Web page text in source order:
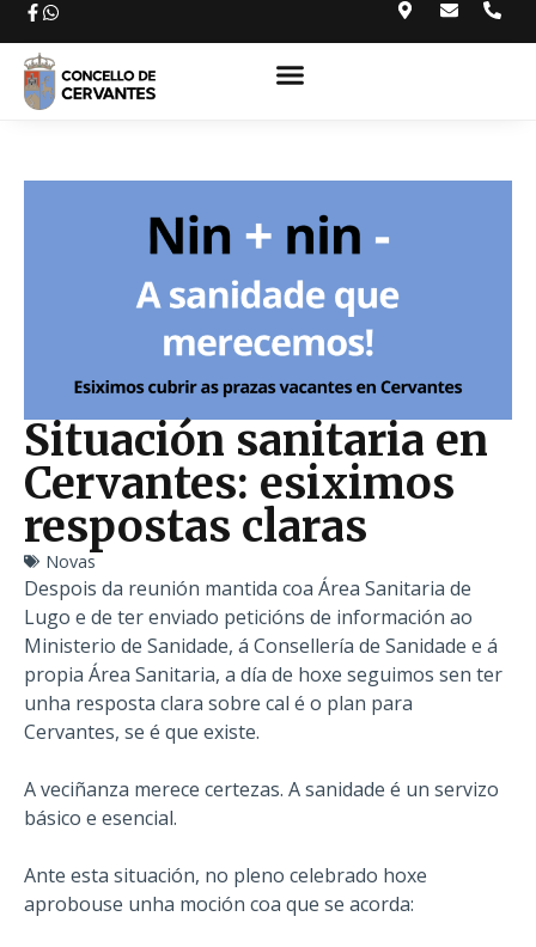
Situación sanitaria en
Cervantes: esiximos
respostas claras
Novas
Despois da reunión mantida coa Área Sanitaria de
Lugo e de ter enviado peticións de información ao
Ministerio de Sanidade, á Consellería de Sanidade e á
propia Área Sanitaria, a día de hoxe seguimos sen ter
unha resposta clara sobre cal é o plan para
Cervantes, se é que existe.
A veciñanza merece certezas. A sanidade é un servizo
básico e esencial.
Ante esta situación, no pleno celebrado hoxe
aprobouse unha moción coa que se acorda: